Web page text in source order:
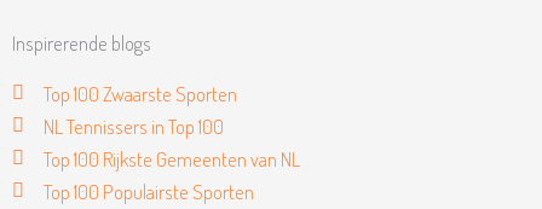
Inspirerende blogs
Top 100 Zwaarste Sporten
NL Tennissers in Top 100
Top 100 Rijkste Gemeenten van NL
Top 100 Populairste Sporten